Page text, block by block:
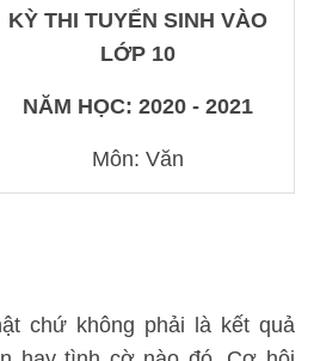
KỲ THI TUYỂN SINH VÀO
LỚP 10
NĂM HỌC: 2020 - 2021
Môn: Văn
chứ không phải là kết quả